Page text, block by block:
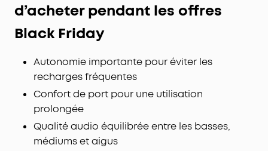
d’acheter pendant les offres
Black Friday
Autonomie importante pour éviter les
recharges fréquentes
Confort de port pour une utilisation
prolongée
Qualité audio équilibrée entre les basses,
médiums et aigus